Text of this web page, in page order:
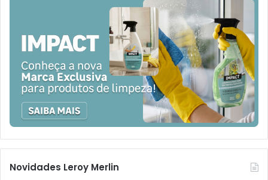
Novidades Leroy Merlin